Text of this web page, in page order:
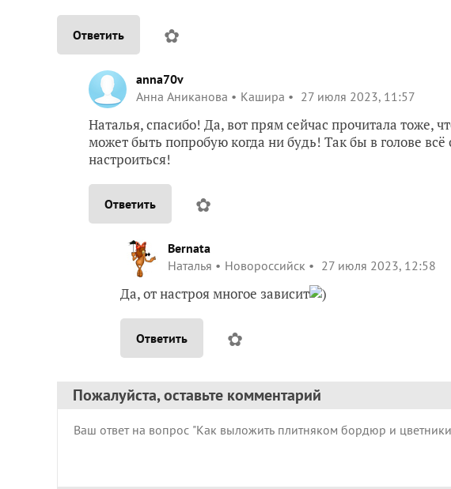
Ответить ✿
anna70v
Анна Аниканова
Кашира 27 июля 2023, 11:57
Наталья, спасибо! Да, вот прям сейчас прочитала тоже,
может быть попробую когда ни будь! Так бы в голове
настроиться!
Ответить ✿
Bernata
Наталья
Новороссийск 27 июля 2023, 12:58
Да, от настроя многое зависит )
Ответить ✿
Пожалуйста, оставьте комментарий